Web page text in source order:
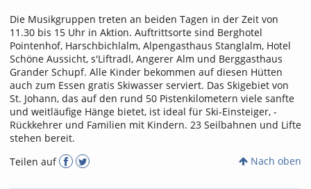
Die Musikgruppen treten an beiden Tagen in der Zeit von
11.30 bis 15 Uhr in Aktion. Auftrittsorte sind Berghotel
Pointenhof, Harschbichlalm, Alpengasthaus Stanglalm, Hotel
Schöne Aussicht, s'Liftradl, Angerer Alm und Berggasthaus
Grander Schupf. Alle Kinder bekommen auf diesen Hütten
auch zum Essen gratis Skiwasser serviert. Das Skigebiet von
St. Johann, das auf den rund 50 Pistenkilometern viele sanfte
und weitläufige Hänge bietet, ist ideal für Ski-Einsteiger, -
Rückkehrer und Familien mit Kindern. 23 Seilbahnen und Lifte
stehen bereit.
Teilen auf
Nach oben